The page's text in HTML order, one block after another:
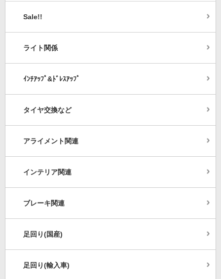
Sale!!
ライト関係
ｲﾝﾁｱｯﾌﾟ&ﾄﾞﾚｽｱｯﾌﾟ
タイヤ交換など
アライメント関連
インテリア関連
ブレーキ関連
足回り(国産)
足回り(輸入車)